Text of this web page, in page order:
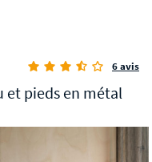
et pieds en métal
6 avis